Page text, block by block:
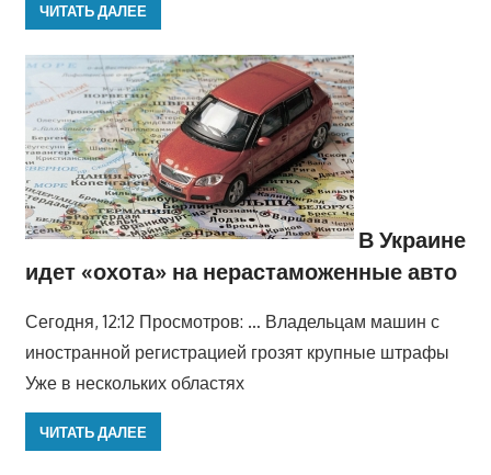
ЧИТАТЬ ДАЛЕЕ
В Украине
идет «охота» на нерастаможенные авто
Сегодня, 12:12 Просмотров: … Владельцам машин с
иностранной регистрацией грозят крупные штрафы
Уже в нескольких областях
ЧИТАТЬ ДАЛЕЕ